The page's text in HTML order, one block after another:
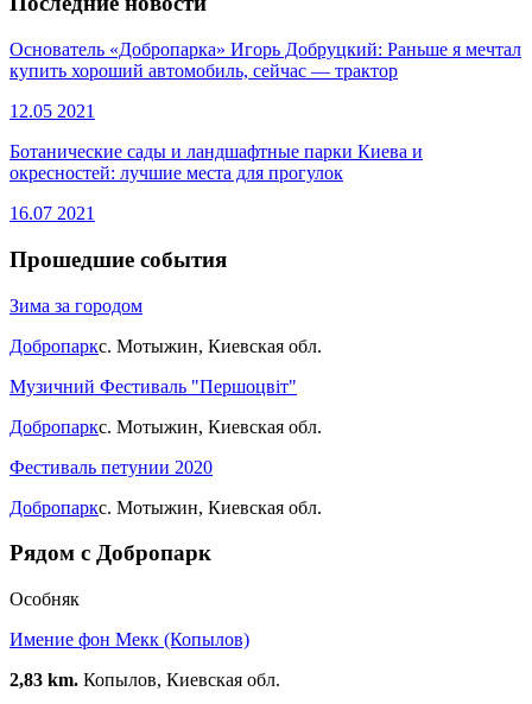
Основатель «Добропарка» Игорь Добруцкий: Раньше я мечтал
купить хороший автомобиль, сейчас — трактор
12.05 2021
Ботанические сады и ландшафтные парки Киева и
окресностей: лучшие места для прогулок
16.07 2021
Прошедшие события
Зима за городом
Добропаркс. Мотыжин, Киевская обл.
Музичний Фестиваль "Першоцвіт"
Добропаркс. Мотыжин, Киевская обл.
Фестиваль петунии 2020
Добропаркс. Мотыжин, Киевская обл.
Рядом с Добропарк
Особняк
Имение фон Мекк (Копылов)
2,83 km. Копылов, Киевская обл.